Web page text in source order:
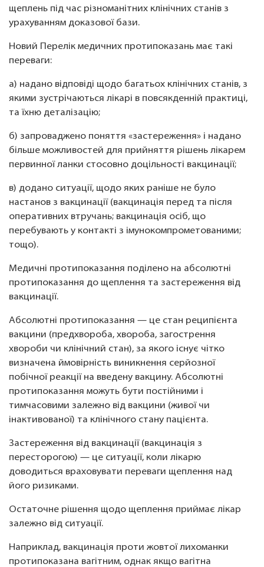
щеплень під час різноманітних клінічних станів з
урахуванням доказової бази.
Новий Перелік медичних протипоказань має такі
переваги:
а) надано відповіді щодо багатьох клінічних станів, з
якими зустрічаються лікарі в повсякденній практиці,
та їхню деталізацію;
б) запроваджено поняття «застереження» і надано
більше можливостей для прийняття рішень лікарем
первинної ланки стосовно доцільності вакцинації;
в) додано ситуації, щодо яких раніше не було
настанов з вакцинації (вакцинація перед та після
оперативних втручань; вакцинація осіб, що
перебувають у контакті з імунокомпрометованими;
тощо).
Медичні протипоказання поділено на абсолютні
протипоказання до щеплення та застереження від
вакцинації.
Абсолютні протипоказання — це стан реципієнта
вакцини (предхвороба, хвороба, загострення
хвороби чи клінічний стан), за якого існує чітко
визначена ймовірність виникнення серйозної
побічної реакції на введену вакцину. Абсолютні
протипоказання можуть бути постійними і
тимчасовими залежно від вакцини (живої чи
інактивованої) та клінічного стану пацієнта.
Застереження від вакцинації (вакцинація з
пересторогою) — це ситуації, коли лікарю
доводиться враховувати переваги щеплення над
його ризиками.
Остаточне рішення щодо щеплення приймає лікар
залежно від ситуації.
Наприклад, вакцинація проти жовтої лихоманки
протипоказана вагітним, однак якщо вагітна